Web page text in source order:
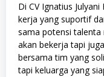
Di CV Ignatius
kerja yang suportif
sama potensi talenta
akan bekerja tapi
bersama tim yang
tapi keluarga yang